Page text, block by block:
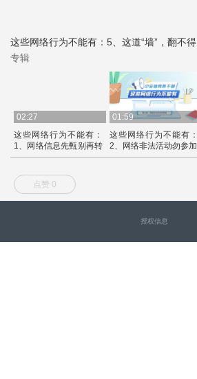
这些网络行为不能有：5、这道“墙”，翻不得
专辑
02:27
这些网络行为不能有：
1、网络信息先甄别再转
载
01:59
这些网络行为不能有：
2、网络非法活动勿参加
点赞 0
授权信息